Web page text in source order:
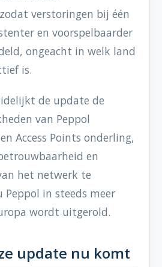
verstoringen bij één
en voorspelbaarder
ongeacht in welk land
is.
de update de
van Peppol
Access Points onderling,
en
het netwerk te
in steeds meer
wordt uitgerold.
update nu komt